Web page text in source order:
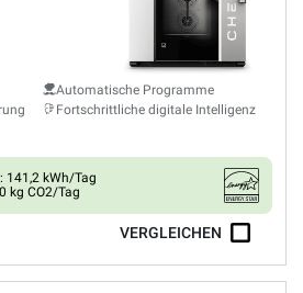
Automatische Programme
Fortschrittliche digitale Intelligenz
141,2 kWh/Tag
kg CO2/Tag
VERGLEICHEN